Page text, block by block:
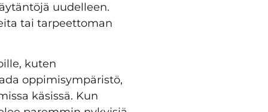
uudelleen.
tai tarpeettoman
kuten
oppimisympäristö,
käsissä. Kun